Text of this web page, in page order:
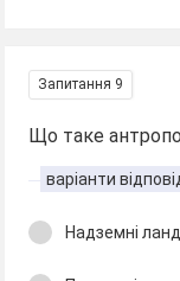
Запитання 9
Що таке
варіанти
Надземні